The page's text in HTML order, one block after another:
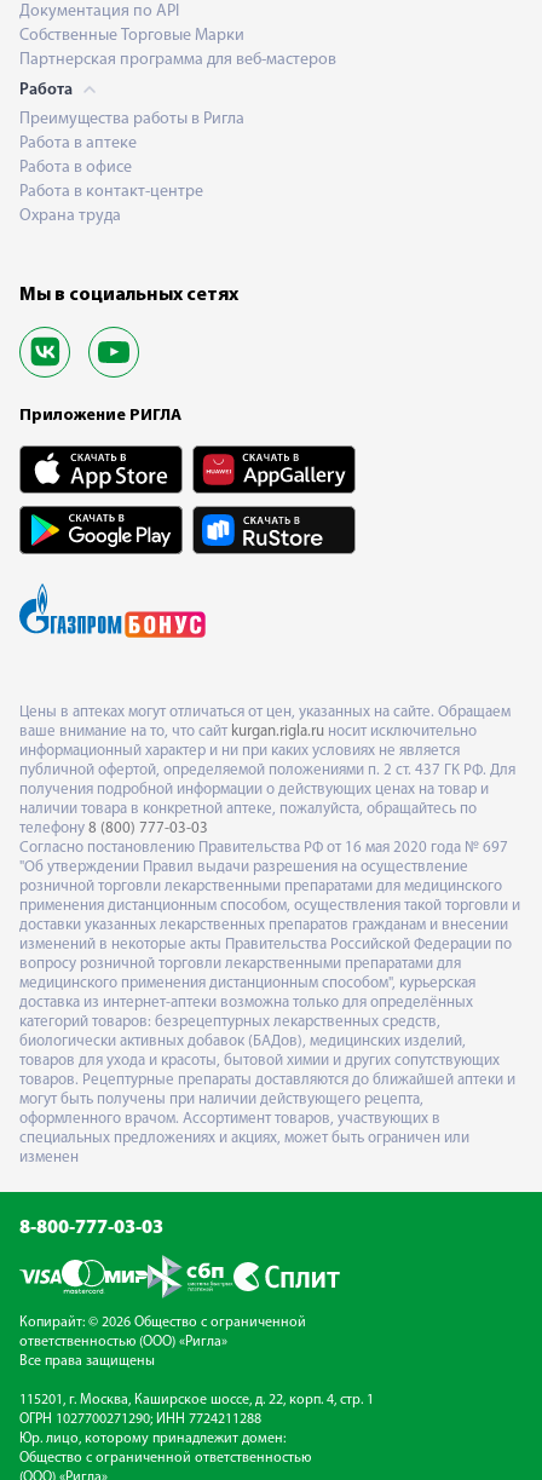
Документация по API
Собственные Торговые Марки
Партнерская программа для веб-мастеров
Работа
Преимущества работы в Ригла
Работа в аптеке
Работа в офисе
Работа в контакт-центре
Охрана труда
Мы в социальных сетях
Приложение РИГЛА
Цены в аптеках могут отличаться от цен, указанных на сайте. Обращаем
ваше внимание на то, что сайт kurgan.rigla.ru носит исключительно
информационный характер и ни при каких условиях не является
публичной офертой, определяемой положениями п. 2 ст. 437 ГК РФ. Для
получения подробной информации о действующих ценах на товар и
наличии товара в конкретной аптеке, пожалуйста, обращайтесь по
телефону 8 (800) 777-03-03
Согласно постановлению Правительства РФ от 16 мая 2020 года № 697
"Об утверждении Правил выдачи разрешения на осуществление
розничной торговли лекарственными препаратами для медицинского
применения дистанционным способом, осуществления такой торговли и
доставки указанных лекарственных препаратов гражданам и внесении
изменений в некоторые акты Правительства Российской Федерации по
вопросу розничной торговли лекарственными препаратами для
медицинского применения дистанционным способом", курьерская
доставка из интернет-аптеки возможна только для определённых
категорий товаров: безрецептурных лекарственных средств,
биологически активных добавок (БАДов), медицинских изделий,
товаров для ухода и красоты, бытовой химии и других сопутствующих
товаров. Рецептурные препараты доставляются до ближайшей аптеки и
могут быть получены при наличии действующего рецепта,
оформленного врачом. Ассортимент товаров, участвующих в
специальных предложениях и акциях, может быть ограничен или
изменен
8-800-777-03-03
Копирайт: © 2026 Общество с ограниченной
ответственностью (ООО) «Ригла»
Все права защищены
115201, г. Москва, Каширское шоссе, д. 22, корп. 4, стр. 1
ОГРН 1027700271290; ИНН 7724211288
Юр. лицо, которому принадлежит домен:
Общество с ограниченной ответственностью